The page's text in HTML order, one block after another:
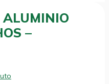
ALUMINIO
–